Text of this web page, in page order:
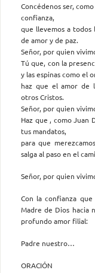
Concédenos ser,
confianza,
que llevemos a todos
de amor y de paz.
Señor, por quien
Tú que, con la
y las espinas como el
haz que el amor de
otros Cristos.
Señor, por quien
Haz que , como Juan
tus mandatos,
para que
salga al paso en el
Señor, por quien
Con la confianza
Madre de Dios hacia
profundo amor filial:
Padre nuestro…
ORACIÓN